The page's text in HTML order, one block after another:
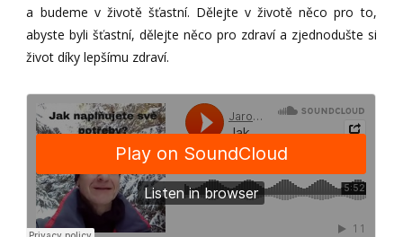
a budeme v životě šťastní. Dělejte v životě něco pro to,
abyste byli šťastní, dělejte něco pro zdraví a zjednodušte si
život díky lepšímu zdraví.